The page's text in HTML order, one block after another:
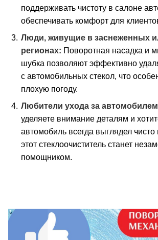
поддерживать чистоту в салоне
обеспечивать комфорт для
Люди, живущие в заснеженных
регионах: Поворотная насадка и
шубка позволяют эффективно
с автомобильных стекол, что
плохую погоду.
Любители ухода за
уделяете внимание деталям и
автомобиль всегда выглядел чисто
этот стеклоочиститель станет
помощником.